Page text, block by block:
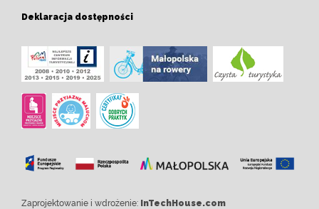
Deklaracja dostępności
Zaprojektowanie i wdrożenie: InTechHouse.com